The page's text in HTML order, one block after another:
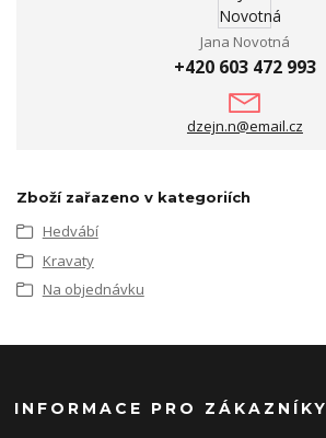
Jana Novotná
+420 603 472 993
dzejn.n@email.cz
Zboží zařazeno v kategoriích
Hedvábí
Kravaty
Na objednávku
INFORMACE PRO ZÁKAZNÍKY